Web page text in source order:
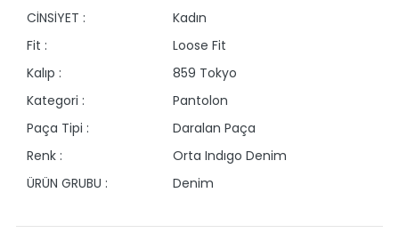
CİNSİYET :
Kadın
Fit :
Loose Fit
Kalıp :
859 Tokyo
Kategori :
Pantolon
Paça Tipi :
Daralan Paça
Renk :
Orta Indıgo Denim
ÜRÜN GRUBU :
Denim